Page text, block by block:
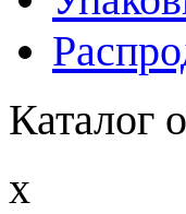
Каталог
x